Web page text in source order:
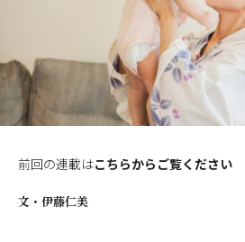
前回の連載はこちらからご覧ください
文・ 伊藤仁美